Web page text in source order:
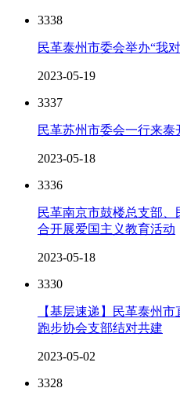
3338
民革泰州市委会举办“我
2023-05-19
3337
民革苏州市委会一行来
2023-05-18
3336
民革南京市鼓楼总支部
合开展爱国主义教育活动
2023-05-18
3330
【基层速递】民革泰州
跑步协会支部结对共建
2023-05-02
3328